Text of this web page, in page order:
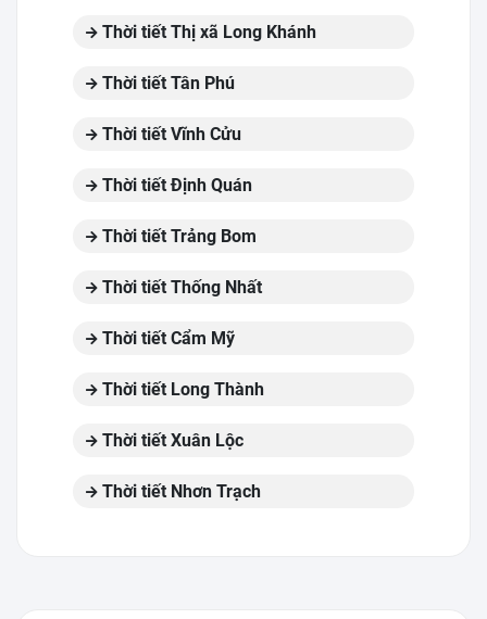
Thời tiết Thị xã Long Khánh
Thời tiết Tân Phú
Thời tiết Vĩnh Cửu
Thời tiết Định Quán
Thời tiết Trảng Bom
Thời tiết Thống Nhất
Thời tiết Cẩm Mỹ
Thời tiết Long Thành
Thời tiết Xuân Lộc
Thời tiết Nhơn Trạch